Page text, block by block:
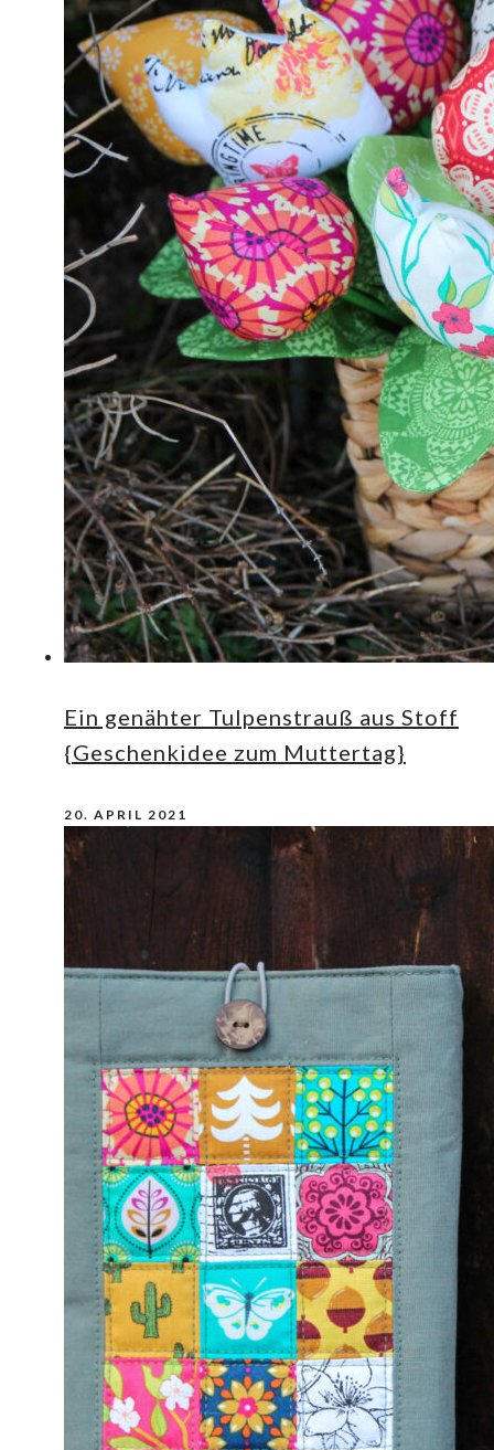
Ein genähter Tulpenstrauß aus Stoff
{Geschenkidee zum Muttertag}
20. APRIL 2021